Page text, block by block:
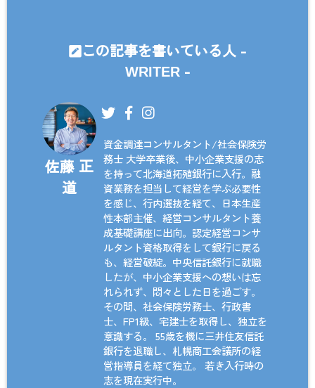
この記事を書いている人 -
WRITER -
佐藤 正
道
資金調達コンサルタント/社会保険労
務士 大学卒業後、中小企業支援の志
を持って北海道拓殖銀行に入行。融
資業務を担当して経営を学ぶ必要性
を感じ、行内選抜を経て、日本生産
性本部主催、経営コンサルタント養
成基礎講座に出向。認定経営コンサ
ルタント資格取得をして銀行に戻る
も、経営破綻。中央信託銀行に就職
したが、中小企業支援への想いは忘
れられず、悶々とした日を過ごす。
その間、社会保険労務士、行政書
士、FP1級、宅建士を取得し、独立を
意識する。 55歳を機に三井住友信託
銀行を退職し、札幌商工会議所の経
営指導員を経て独立。 若き入行時の
志を現在実行中。